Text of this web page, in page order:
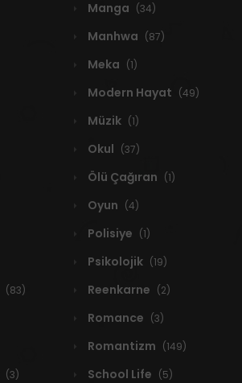
Manga (34)
Manhwa (87)
Meka (1)
Modern Hayat (49)
Müzik (1)
Okul (37)
Ölü Çağıran (1)
Oyun (4)
Polisiye (1)
Psikolojik (19)
(83) Reenkarne (2)
Romance (3)
Romantizm (149)
(3) School Life (5)